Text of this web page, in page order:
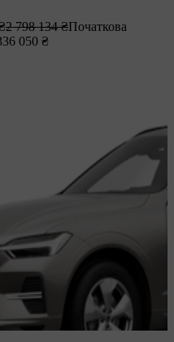
2 798 134 ₴Початкова
050 ₴